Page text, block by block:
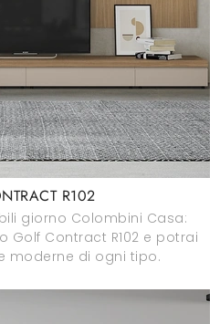
R102
giorno Colombini Casa:
Contract R102 e potrai
moderne di ogni tipo.